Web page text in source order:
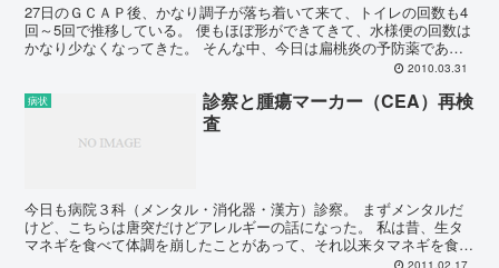
27日のＧＣＡＰ後、かなり調子が落ち着いて来て、トイレの回数も4
回～5回で推移している。 便もほぼ形ができてきて、水様便の回数は
かなり少なくなってきた。 そんな中、今日は扁桃炎の予防薬である
アズレミックという薬をもらいに耳鼻科へ行ってきた。... 2010.03.31
病状
診察と腫瘍マーカー（CEA）再検
査
今日も病院３科（メンタル・消化器・漢方）診察。 まずメンタルだ
けど、こちらは唐突だけどアレルギーの話になった。 私は昔、生タ
マネギを食べて体調を崩したことがあって、それ以来タマネギを食べ
ると調子悪くなる事があるのだ。 その中で好き嫌いとして...2011.02.17